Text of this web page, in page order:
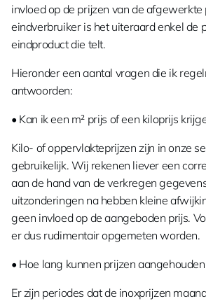
invloed op de prijzen van de afgewerkte
eindverbruiker is het uiteraard enkel de
eindproduct die telt.
Hieronder een aantal vragen die ik
antwoorden:
• Kan ik een m² prijs of een kiloprijs
Kilo- of oppervlakteprijzen zijn in onze
gebruikelijk. Wij rekenen liever een
aan de hand van de verkregen
uitzonderingen na hebben kleine
geen invloed op de aangeboden prijs.
er dus rudimentair opgemeten worden.
• Hoe lang kunnen prijzen
Er zijn periodes dat de inoxprijzen